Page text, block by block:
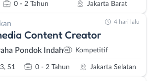
0 - 2 Tahun Jakarta Barat
Content Creator
Pondok Indah Kompetitif
S1 0 - 2 Tahun Jakarta Selatan
4 hari lalu